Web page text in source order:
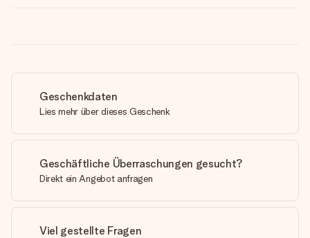
Geschenkdaten
Lies mehr über dieses Geschenk
Geschäftliche Überraschungen gesucht?
Direkt ein Angebot anfragen
Viel gestellte Fragen